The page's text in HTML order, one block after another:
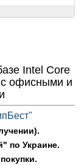
Intel Core
с офисными и
по Украине.